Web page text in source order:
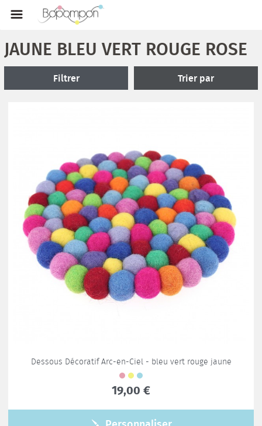
JAUNE BLEU VERT ROUGE ROSE
Filtrer Trier par
Dessous Décoratif Arc-en-Ciel - bleu vert rouge jaune
19,00 €